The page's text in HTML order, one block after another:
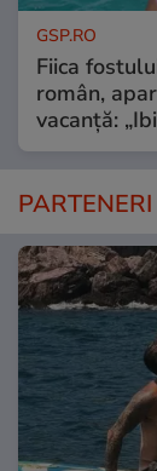
GSP.RO
Fiica
român,
vacanță:
PARTENERI